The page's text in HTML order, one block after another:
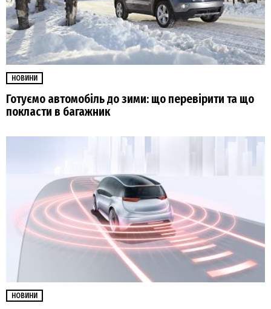
НОВИНИ
Готуємо автомобіль до зими: що перевірити та що
покласти в багажник
НОВИНИ